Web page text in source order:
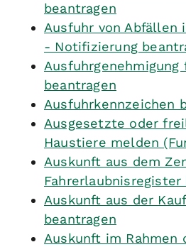
beantragen
Ausfuhr von Abfällen
- Notifizierung
beantragen
Ausfuhrkennzeichen
Ausgesetzte oder
Haustiere melden
Auskunft aus dem
Fahrerlaubnisregister
Auskunft aus der
beantragen
Auskunft im Rahmen